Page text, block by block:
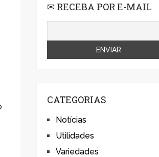
✉ RECEBA POR E-MAIL
CATEGORIAS
Notícias
Utilidades
Variedades